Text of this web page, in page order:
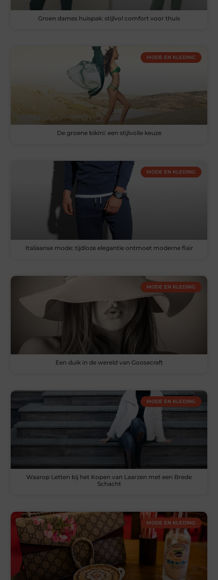
Groen dames huispak: stijlvol comfort voor thuis
MODE EN KLEDING
De groene bikini: een stijlvolle keuze
MODE EN KLEDING
Italiaanse mode: tijdloze elegantie ontmoet moderne flair
MODE EN KLEDING
Een duik in de wereld van Goosecraft
MODE EN KLEDING
Waarop Letten bij het Kopen van Laarzen met een Brede
Schacht
MODE EN KLEDING